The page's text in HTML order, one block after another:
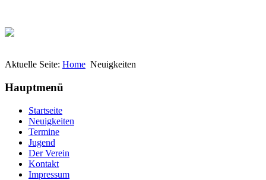
Aktuelle Seite: Home Neuigkeiten
Hauptmenü
Startseite
Neuigkeiten
Termine
Jugend
Der Verein
Kontakt
Impressum